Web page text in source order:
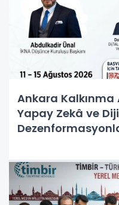
Ankara Kalkınma
Yapay Zekâ ve